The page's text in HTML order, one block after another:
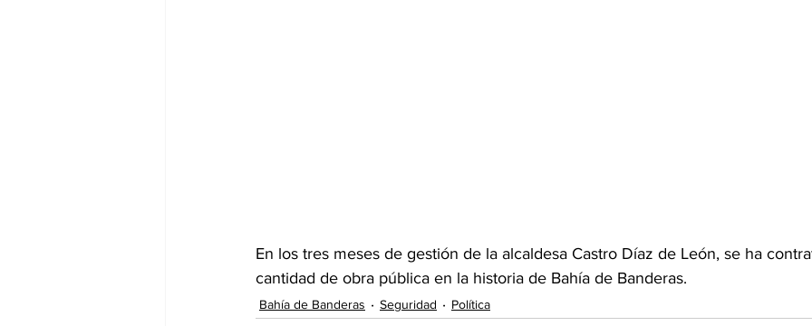
En los tres meses de gestión de la alcaldesa Castro Díaz de León, se ha
cantidad de obra pública en la historia de Bahía de Banderas.
Bahía de Banderas Seguridad Política